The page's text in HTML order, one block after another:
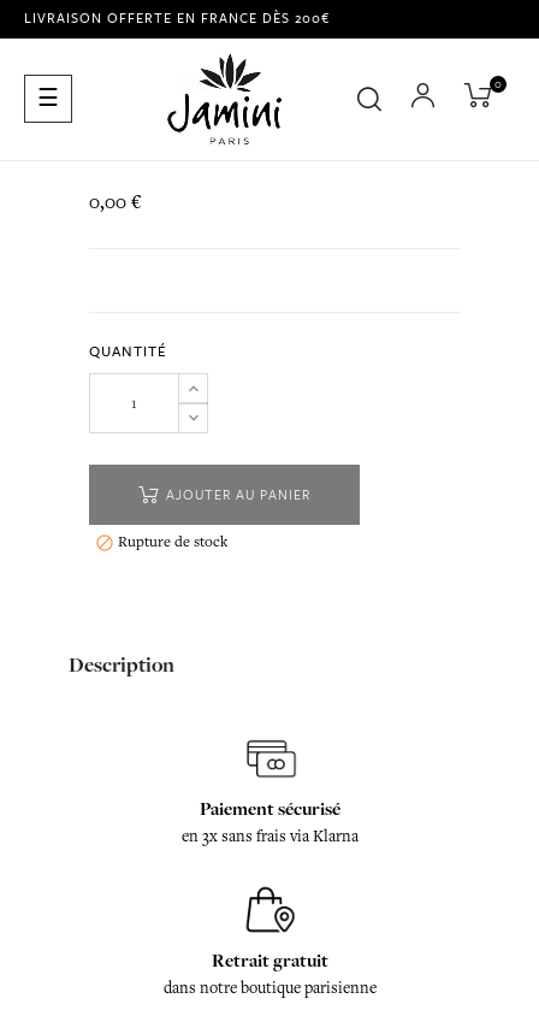
LIVRAISON OFFERTE EN FRANCE DÈS 200€
Basculer
la
☰ 0
0,00 €
QUANTITÉ
AJOUTER AU PANIER
 Rupture de stock
Description
Paiement sécurisé
en 3x sans frais via Klarna
Retrait gratuit
dans notre boutique parisienne